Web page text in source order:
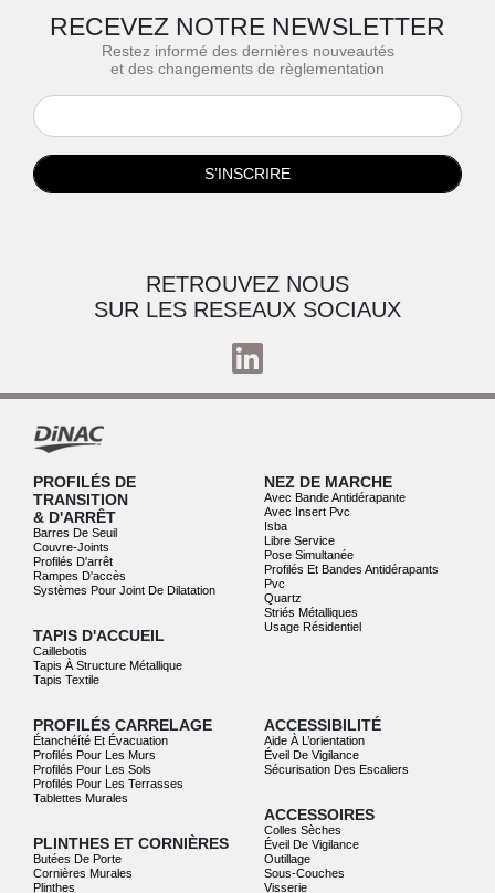
RECEVEZ NOTRE NEWSLETTER
Restez informé des dernières nouveautés
et des changements de règlementation
S’INSCRIRE
RETROUVEZ NOUS
SUR LES RESEAUX SOCIAUX
PROFILÉS DE
TRANSITION
& D'ARRÊT
Barres De Seuil
Couvre-Joints
Profilés D'arrêt
Rampes D'accès
Systèmes Pour Joint De Dilatation
TAPIS D'ACCUEIL
Caillebotis
Tapis À Structure Métallique
Tapis Textile
NEZ DE MARCHE
Avec Bande Antidérapante
Avec Insert Pvc
Isba
Libre Service
Pose Simultanée
Profilés Et Bandes Antidérapants
Pvc
Quartz
Striés Métalliques
Usage Résidentiel
PROFILÉS CARRELAGE
Étanchéíté Et Évacuation
Profilés Pour Les Murs
Profilés Pour Les Sols
Profilés Pour Les Terrasses
Tablettes Murales
PLINTHES ET CORNIÈRES
Butées De Porte
Cornières Murales
Plinthes
ACCESSIBILITÉ
Aide À L’orientation
Éveil De Vigilance
Sécurisation Des Escaliers
ACCESSOIRES
Colles Sèches
Éveil De Vigilance
Outillage
Sous-Couches
Visserie